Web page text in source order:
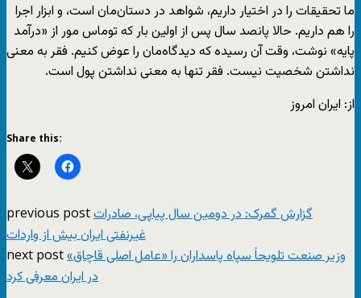
ما تحقیقات را در اختیار داریم، شواهد در دستان‌مان است، و ابزار اجرا
را هم داریم. حالا پانصد سال پس از اولین بار که توماس مور از «درآمد
پایه» نوشت، وقت آن رسیده که دیدگاه‌مان را عوض کنیم. فقر به معنی
نداشتن شخصیت نیست. فقر تنها به معنی نداشتن پول است.
از: ایران امروز
Share this:
previous postگزارش گمرک: در دومین سال پیاپی، صادرات
غیرنفتی ایران بیش از واردات
next postوزیر صنعت تلویحاً سپاه پاسداران را «عامل اصلی قاچاق»
در ایران معرفی کرد